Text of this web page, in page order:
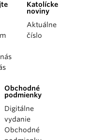
Katolícke
noviny
Aktuálne
číslo
Obchodné
podmienky
Digitálne
vydanie
Obchodné